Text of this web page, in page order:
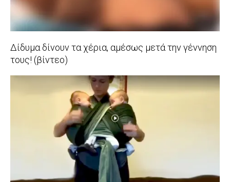
Δίδυμα δίνουν τα χέρια, αμέσως μετά την γέννηση
τους! (βίντεο)
2020-